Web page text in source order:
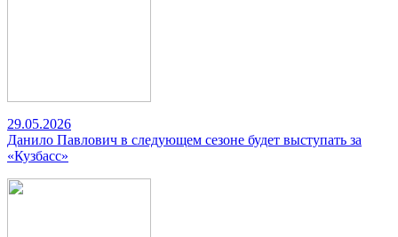
29.05.2026
Данило Павлович в следующем сезоне будет выступать за
«Кузбасс»